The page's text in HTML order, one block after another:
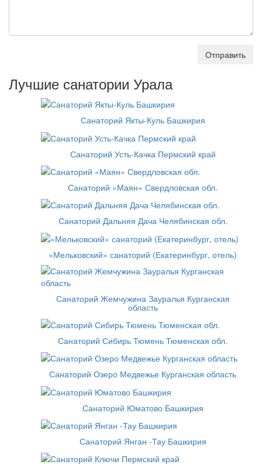
Отправить
Лучшие санатории Урала
Санаторий Якты-Куль Башкирия
Санаторий Усть-Качка Пермский край
Санаторий «Маян» Свердловская обл.
Санаторий Дальняя Дача Челябинская обл.
«Мельковский» санаторий (Екатеринбург, отель)
Санаторий Жемчужина Зауралья Курганская
область
Санаторий Сибирь Тюмень Тюменская обл.
Санаторий Озеро Медвежье Курганская область
Санаторий Юматово Башкирия
Санаторий Янган -Тау Башкирия